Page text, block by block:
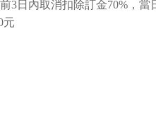
3日內取消扣除訂金70%，當
元